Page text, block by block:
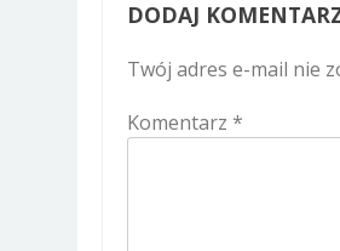
DODAJ
Twój adres e-mail nie
Komentarz *